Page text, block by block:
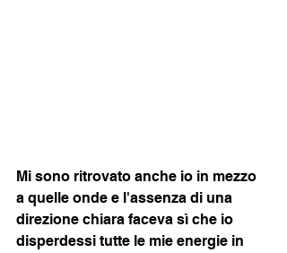
Mi sono ritrovato anche io in mezzo
a quelle onde e l'assenza di una
direzione chiara faceva sì che io
disperdessi tutte le mie energie in